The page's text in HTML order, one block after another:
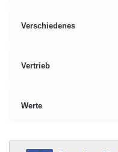
Verschiedenes
Vertrieb
Werte